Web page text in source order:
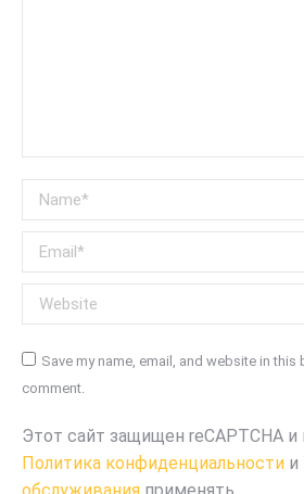
Name *
Email *
Website
Save my name, email, and website in this
comment.
Этот сайт защищен reCAPTCHA
Политика конфиденциальности и